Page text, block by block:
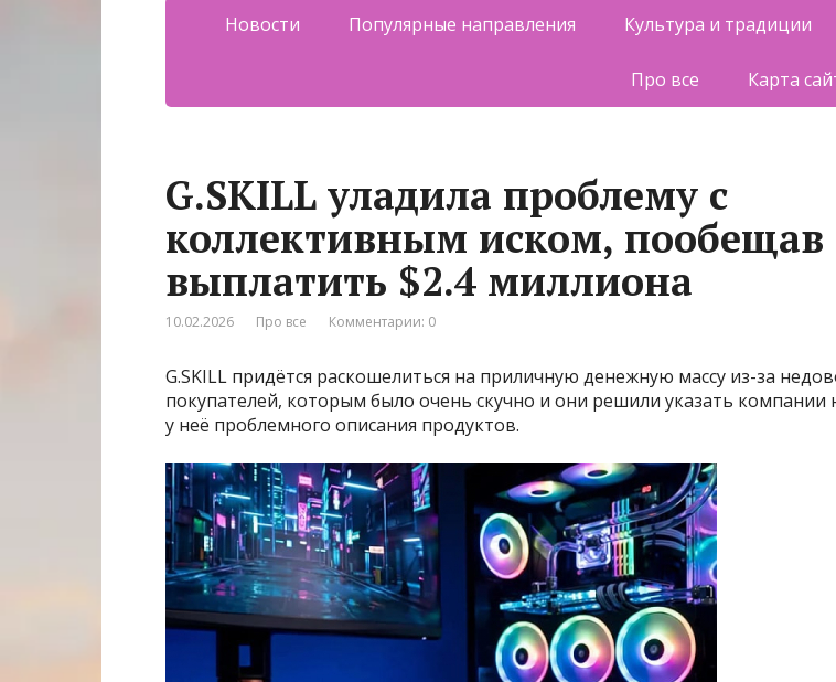
Новости Популярные направления Культура и традиции
Про все Карта
G.SKILL уладила проблему с
коллективным иском, пообещав
выплатить $2.4 миллиона
10.02.2026 Про все Комментарии: 0
G.SKILL придётся раскошелиться на приличную денежную массу из-за
покупателей, которым было очень скучно и они решили указать компании
у неё проблемного описания продуктов.